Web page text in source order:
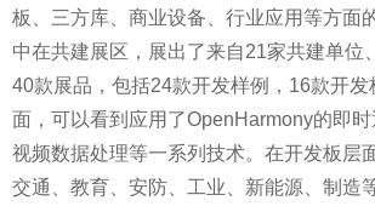
板、三方库、商业设备、行业应用等方面
中在共建展区，展出了来自21家共建单位
40款展品，包括24款开发样例，16款开
面，可以看到应用了OpenHarmony的即
视频数据处理等一系列技术。在开发板层
交通、教育、安防、工业、新能源、制造